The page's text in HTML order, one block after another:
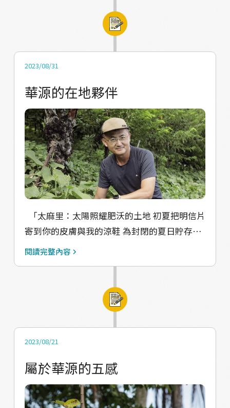
景點，用感官記憶記得華源，路上的植物長什
麼樣子、廟裡拜拜的味道、華源海灣的海峰觸
小的小朋友造成的影響： 短期：小朋友能用不
體驗。 長期：長大離鄉背井後會因這份體驗增
加對家鄉的記憶和認同，不是單單在課本讀到
而已，透過課程在地化，更加以感性的方式存
在心中、記憶中。
2023/08/31
華源的在地夥伴
寄到你的皮膚與我的涼鞋 為封閉的夏日貯存二
色絹印」 ——截至《信史》 五感：觸覺、嗅
方，不僅有山海的優越視覺、聽覺或是嗅覺條
件，更有著許多擁有個人魅力的居民們，感受
訪者！ ⚗️在地夥伴 鍾梁秀（綠野香踪植物精
開始在華源南坑經營綠野香踪，都自己在家裡
附近採集，回來蒸餾，純天然製作精油和純
露，跟市面上不一樣的是阿嬤採用熱製法，而
閱讀完整內容
2023/08/21
屬於華源的五感